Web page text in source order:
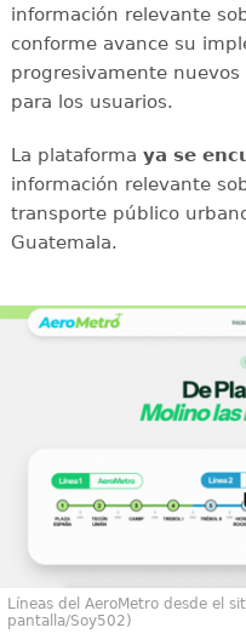
información relevante
conforme avance su
progresivamente
para los usuarios.
La plataforma ya se
información relevante
transporte público
Guatemala.
Líneas del AeroMetro desde el
pantalla/Soy502)